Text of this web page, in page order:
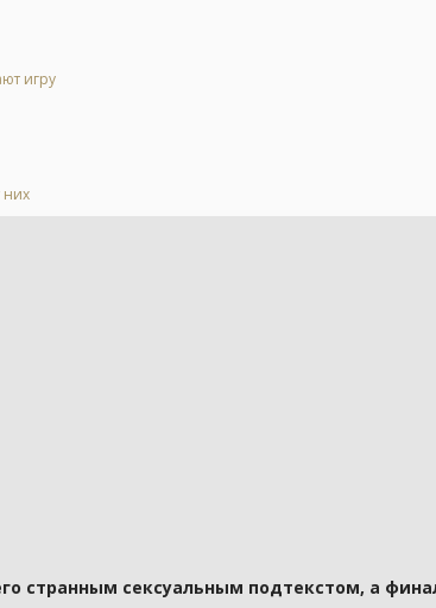
игру
них
странным сексуальным подтекстом, а